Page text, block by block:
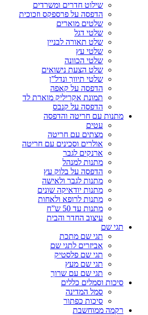
שילוט חדרים ומשרדים
הדפסה על פרספקס וזכוכית
שלטים מוארים
שלטי דגל
שלט תאורה לבניין
שלטי עץ
שלטי הכוונה
שלט הצעת נישואים
שלטי תיווך ונדל”ן
הדפסה על קאפה
תמונת אקריליק מוארת לד
הדפסה על קנבס
מתנות עם חריטה והדפסה
עטים
מצתים עם חריטה
אולרים וסכינים עם חריטה
ארנקים לגבר
מתנות למנהל
הדפסה על בלוק עץ
מתנות לגבר ולאישה
מתנות יודאיקה שונים
מתנות לרופא ולאחות
מתנות עד 50 ש”ח
עיצוב החדר והבית
תגי שם
תגי שם מתכת
אביזרים לתגי שם
תגי שם פלסטיק
תגי שם מעץ
תגי שם עם שרוך
סיכות וסמלים כללים
סמל המדינה
סיכות כפתור
רקמה ממוחשבת